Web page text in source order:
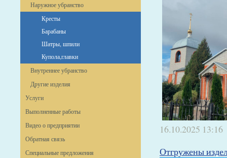
Наружное убранство
Кресты
Барабаны
Шатры, шпили
Купола,главки
Внутреннее убранство
Другие изделия
Услуги
Выполненные работы
Видео о предприятии
Обратная связь
Специальные предложения
16.10.2025 13:16
Отгружены